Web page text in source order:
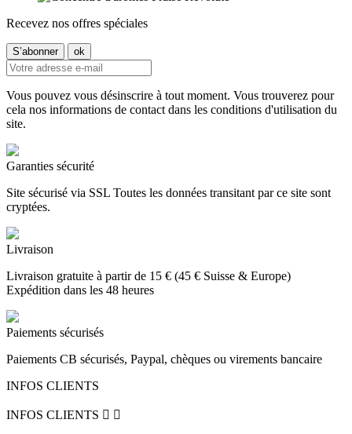
Recevez nos offres spéciales
Vous pouvez vous désinscrire à tout moment. Vous trouverez pour
cela nos informations de contact dans les conditions d'utilisation du
site.
Garanties sécurité
Site sécurisé via SSL Toutes les données transitant par ce site sont
cryptées.
Livraison
Livraison gratuite à partir de 15 € (45 € Suisse & Europe)
Expédition dans les 48 heures
Paiements sécurisés
Paiements CB sécurisés, Paypal, chèques ou virements bancaire
INFOS CLIENTS
INFOS CLIENTS  